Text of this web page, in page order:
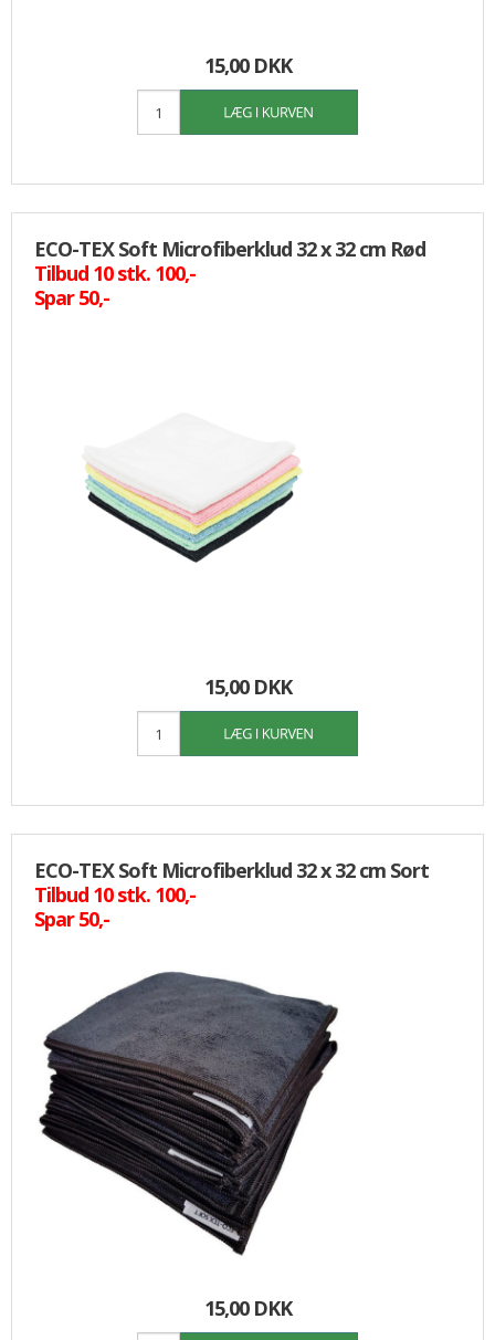
15,00 DKK
ECO-TEX Soft Microfiberklud 32 x 32 cm Rød
Tilbud 10 stk. 100,-
Spar 50,-
15,00 DKK
ECO-TEX Soft Microfiberklud 32 x 32 cm Sort
Tilbud 10 stk. 100,-
Spar 50,-
15,00 DKK